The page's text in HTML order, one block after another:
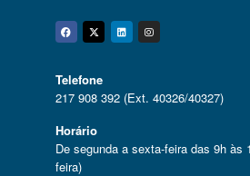
Facebook
Twitter
Linkedin
Telefone
217 908 392 (Ext. 40326/40327)
Horário
De segunda a sexta-feira das 9h às
feira)